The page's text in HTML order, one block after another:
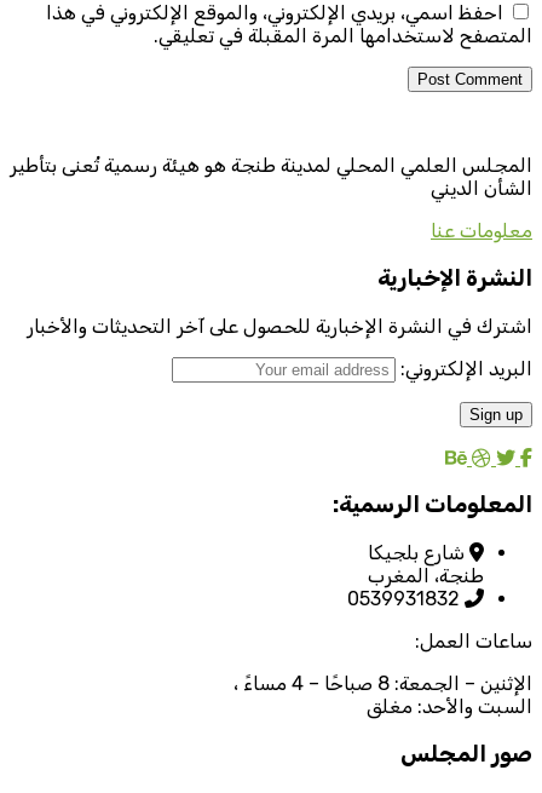
احفظ اسمي، بريدي الإلكتروني، والموقع الإلكتروني في هذا
المتصفح لاستخدامها المرة المقبلة في تعليقي.
المجلس العلمي المحلي لمدينة طنجة هو هيئة رسمية تُعنى بتأطير
الشأن الديني
معلومات عنا
النشرة الإخبارية
اشترك في النشرة الإخبارية للحصول على آخر التحديثات والأخبار
البريد الإلكتروني:
المعلومات الرسمية:
شارع بلجيكا
طنجة، المغرب
0539931832
ساعات العمل:
الإثنين – الجمعة: 8 صباحًا – 4 مساءً ،
السبت والأحد: مغلق
صور المجلس